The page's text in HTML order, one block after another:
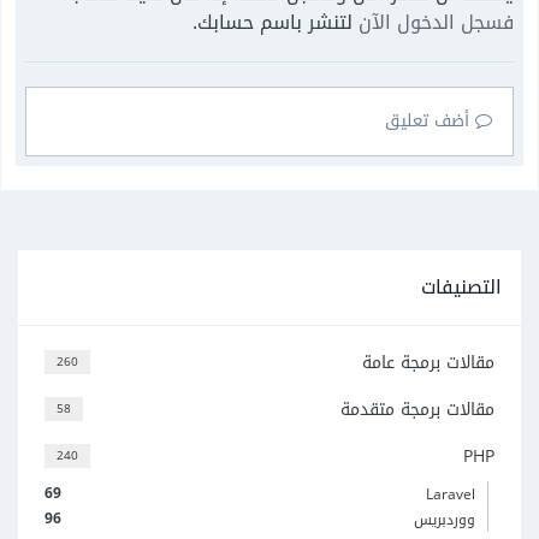
الآنلتنشر باسم حسابك.
تعليق
برمجة عامة
برمجة متقدمة